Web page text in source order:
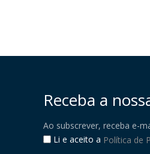
Receba a
Ao subscrever, receba e-
Li e aceito a Política de